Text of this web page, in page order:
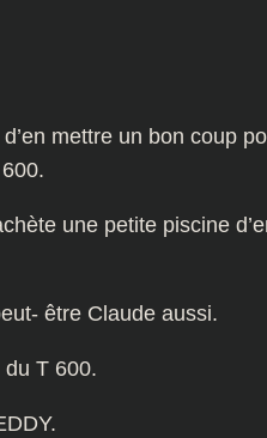
mettre un bon coup
une petite piscine
être Claude aussi.
du T 600.